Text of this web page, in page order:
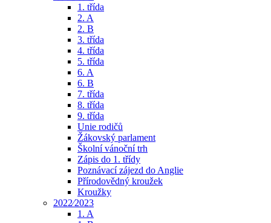
1. třída
2. A
2. B
3. třída
4. třída
5. třída
6. A
6. B
7. třída
8. třída
9. třída
Unie rodičů
Žákovský parlament
Školní vánoční trh
Zápis do 1. třídy
Poznávací zájezd do Anglie
Přírodovědný kroužek
Kroužky
2022⁄2023
1. A